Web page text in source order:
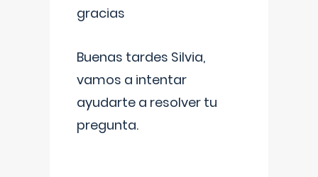
gracias
Buenas tardes Silvia,
vamos a intentar
ayudarte a resolver tu
pregunta.